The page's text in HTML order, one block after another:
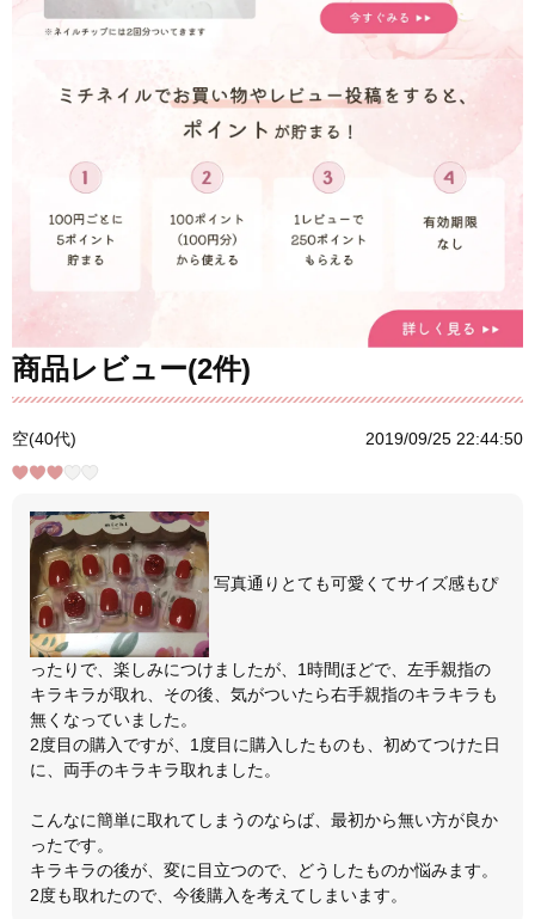
商品レビュー(2件)
空(40代) 2019/09/25 22:44:50
写真通りとても可愛くてサイズ感もぴ
ったりで、楽しみにつけましたが、1時間ほどで、左手親指の
キラキラが取れ、その後、気がついたら右手親指のキラキラも
無くなっていました。
2度目の購入ですが、1度目に購入したものも、初めてつけた日
に、両手のキラキラ取れました。
こんなに簡単に取れてしまうのならば、最初から無い方が良か
ったです。
キラキラの後が、変に目立つので、どうしたものか悩みます。
2度も取れたので、今後購入を考えてしまいます。